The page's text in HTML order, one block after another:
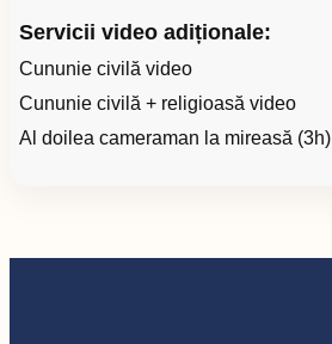
Servicii video adiționale:
Cununie civilă video
Cununie civilă + religioasă video
Al doilea cameraman la mireasă (3h)